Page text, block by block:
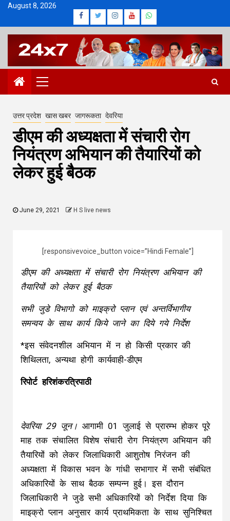
Skip
content
August 8, 2026
Facebook
Twitter
Instagram
Youtube
Whatsapp
Primary
Menu
उत्तर प्रदेश खास खबर जागरूकता देवरिया
डीएम की अध्यक्षता में संचारी रोग
नियंत्रण अभियान की तैयारियों को
लेकर हुई बैठक
June 29, 2021 H S live news
[responsivevoice_button voice=”Hindi Female”]
डीएम की अध्यक्षता में संचारी रोग नियंत्रण अभियान की
तैयारियों को लेकर हुई बैठक
सभी जुडे विभागो को माइक्रो प्लान एवं अन्तर्विभागीय
समन्वय के साथ कार्य किये जाने का दिये गये निर्देश
*इस संवेदनशील अभियान में न हो किसी प्रकार की
शिथिलता, अन्यथा होगी कार्यवाही-डीएम
रिपोर्ट हरिशंकरत्रिपाठी
देवरिया 29 जून। आगामी 01 जुलाई से प्रारम्भ होकर पूरे
माह तक संचालित विशेष संचारी रोग नियंत्रण अभियान की
तैयारियों को लेकर जिलाधिकारी आशुतोष निरंजन की
अध्यक्षता में विकास भवन के गांधी सभागार में सभी संबंधित
अधिकारियों के साथ बैठक सम्पन्न हुई। इस दौरान
जिलाधिकारी ने जुडे सभी अधिकारियों को निर्देश दिया कि
माइक्रो प्लान अनुसार कार्य प्राथमिकता के साथ सुनिश्चित